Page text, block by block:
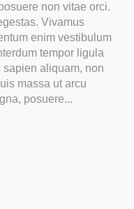
non vitae orci.
Vivamus
enim vestibulum
tempor ligula
aliquam, non
massa ut arcu
posuere...